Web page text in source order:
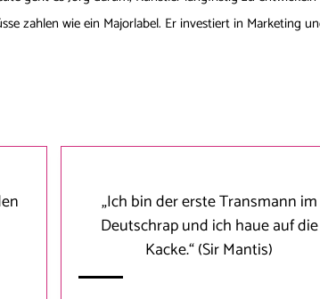
zahlen wie ein Majorlabel. Er investiert in Marketing
„Ich bin der erste Transmann im
Deutschrap und ich haue auf die
Kacke.“(Sir Mantis)